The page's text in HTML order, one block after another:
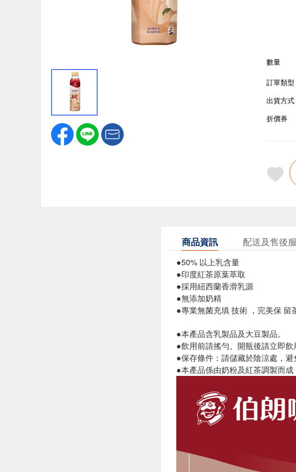
數量
訂單類型
出貨方式
折價券
商品資訊 配送及售後
●50% 以上乳含量
●印度紅茶原葉萃取
●採用紐西蘭香滑乳源
●無添加奶精
●專業無菌充填 技術 ，完美保 留
●本產品含乳製品及大豆製品。
●飲用前請搖勻。開瓶後請立即飲
●保存條件：請儲藏於陰涼處，
●本產品係由奶粉及紅茶調製而